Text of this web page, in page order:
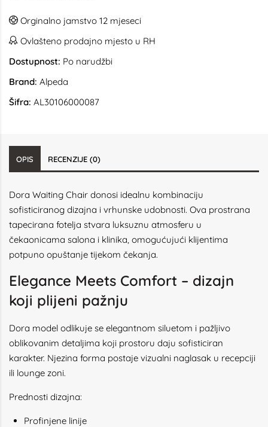
Orginalno jamstvo 12 mjeseci
Ovlašteno prodajno mjesto u RH
Dostupnost: Po narudžbi
Brand: Alpeda
Šifra: AL30106000087
OPIS RECENZIJE (0)
Dora Waiting Chair donosi idealnu kombinaciju
sofisticiranog dizajna i vrhunske udobnosti. Ova prostrana
tapecirana fotelja stvara luksuznu atmosferu u
čekaonicama salona i klinika, omogućujući klijentima
potpuno opuštanje tijekom čekanja.
Elegance Meets Comfort – dizajn
koji plijeni pažnju
Dora model odlikuje se elegantnom siluetom i pažljivo
oblikovanim detaljima koji prostoru daju sofisticiran
karakter. Njezina forma postaje vizualni naglasak u recepciji
ili lounge zoni.
Prednosti dizajna:
Profinjene linije